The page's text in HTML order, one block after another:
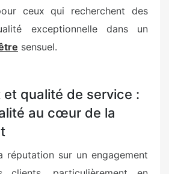
ceux qui recherchent des
exceptionnelle dans un
sensuel.
et qualité de service :
au cœur de la
réputation sur un engagement